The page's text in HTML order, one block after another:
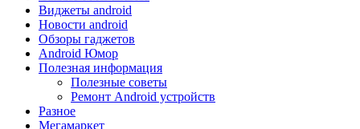
Виджеты android
Новости android
Обзоры гаджетов
Android Юмор
Полезная информация
Полезные советы
Ремонт Android устройств
Разное
Мегамаркет